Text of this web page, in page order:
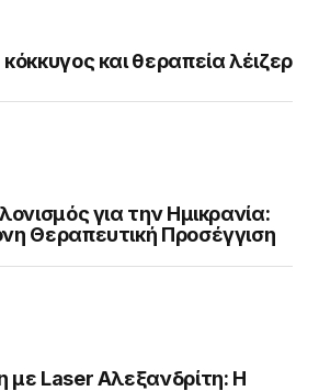
και θεραπεία λέιζερ
για την Ημικρανία:
Θεραπευτική Προσέγγιση
με Laser Αλεξανδρίτη: Η